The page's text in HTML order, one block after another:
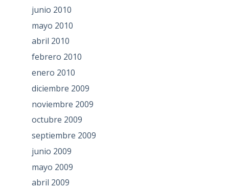
junio 2010
mayo 2010
abril 2010
febrero 2010
enero 2010
diciembre 2009
noviembre 2009
octubre 2009
septiembre 2009
junio 2009
mayo 2009
abril 2009